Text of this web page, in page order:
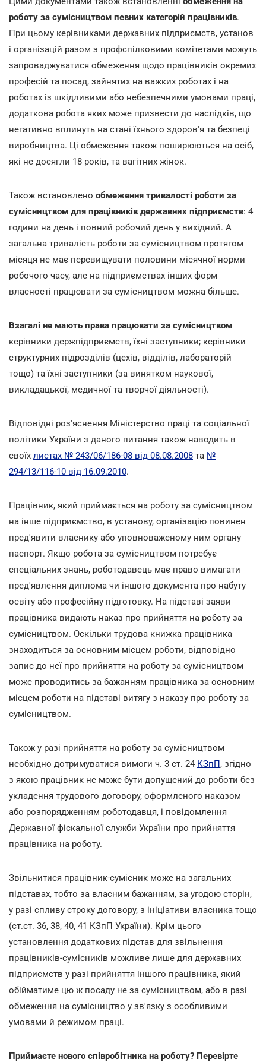
роботу за сумісництвом певних категорій працівників.
При цьому керівниками державних підприємств, установ
і організацій разом з профспілковими комітетами можуть
запроваджуватися обмеження щодо працівників окремих
професій та посад, зайнятих на важких роботах і на
роботах із шкідливими або небезпечними умовами праці,
додаткова робота яких може призвести до наслідків, що
негативно вплинуть на стані їхнього здоров'я та безпеці
виробництва. Ці обмеження також поширюються на осіб,
які не досягли 18 років, та вагітних жінок.
Також встановлено обмеження тривалості роботи за
сумісництвом для працівників державних підприємств: 4
години на день і повний робочий день у вихідний. А
загальна тривалість роботи за сумісництвом протягом
місяця не має перевищувати половини місячної норми
робочого часу, але на підприємствах інших форм
власності працювати за сумісництвом можна більше.
Взагалі не мають права працювати за сумісництвом
керівники держпідприємств, їхні заступники; керівники
структурних підрозділів (цехів, відділів, лабораторій
тощо) та їхні заступники (за винятком наукової,
викладацької, медичної та творчої діяльності).
Відповідні роз'яснення Міністерство праці та соціальної
політики України з даного питання також наводить в
своїх листах № 243/06/186-08 від 08.08.2008 та №
294/13/116-10 від 16.09.2010.
Працівник, який приймається на роботу за сумісництвом
на інше підприємство, в установу, організацію повинен
пред'явити власнику або уповноваженому ним органу
паспорт. Якщо робота за сумісництвом потребує
спеціальних знань, роботодавець має право вимагати
пред'явлення диплома чи іншого документа про набуту
освіту або професійну підготовку. На підставі заяви
працівника видають наказ про прийняття на роботу за
сумісництвом. Оскільки трудова книжка працівника
знаходиться за основним місцем роботи, відповідно
запис до неї про прийняття на роботу за сумісництвом
може проводитись за бажанням працівника за основним
місцем роботи на підставі витягу з наказу про роботу за
сумісництвом.
Також у разі прийняття на роботу за сумісництвом
необхідно дотримуватися вимоги ч. 3 ст. 24 КЗпП, згідно
з якою працівник не може бути допущений до роботи без
укладення трудового договору, оформленого наказом
або розпорядженням роботодавця, і повідомлення
Державної фіскальної служби України про прийняття
працівника на роботу.
Звільнитися працівник-сумісник може на загальних
підставах, тобто за власним бажанням, за угодою сторін,
у разі спливу строку договору, з ініціативи власника тощо
(ст.ст. 36, 38, 40, 41 КЗпП України). Крім цього
установлення додаткових підстав для звільнення
працівників-сумісників можливе лише для державних
підприємств у разі прийняття іншого працівника, який
обійматиме цю ж посаду не за сумісництвом, або в разі
обмеження на сумісництво у зв'язку з особливими
умовами й режимом праці.
Приймаєте нового співробітника на роботу? Перевірте